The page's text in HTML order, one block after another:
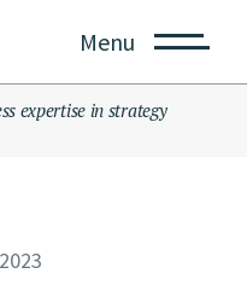
Menu
expertise in strategy